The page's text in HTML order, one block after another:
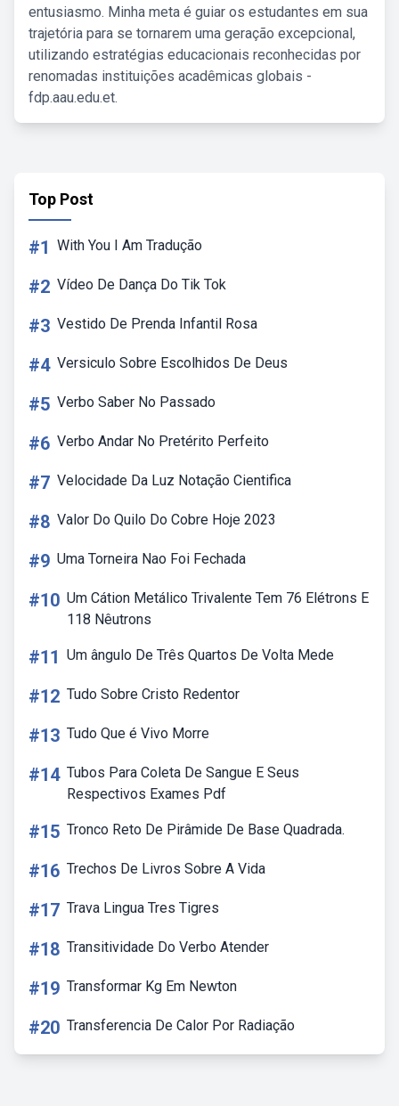
entusiasmo. Minha meta é guiar os estudantes em sua
trajetória para se tornarem uma geração excepcional,
utilizando estratégias educacionais reconhecidas por
renomadas instituições acadêmicas globais -
fdp.aau.edu.et.
Top Post
#1 With You I Am Tradução
#2 Vídeo De Dança Do Tik Tok
#3 Vestido De Prenda Infantil Rosa
#4 Versiculo Sobre Escolhidos De Deus
#5 Verbo Saber No Passado
#6 Verbo Andar No Pretérito Perfeito
#7 Velocidade Da Luz Notação Cientifica
#8 Valor Do Quilo Do Cobre Hoje 2023
#9 Uma Torneira Nao Foi Fechada
#10 Um Cátion Metálico Trivalente Tem 76 Elétrons E
118 Nêutrons
#11 Um ângulo De Três Quartos De Volta Mede
#12 Tudo Sobre Cristo Redentor
#13 Tudo Que é Vivo Morre
#14 Tubos Para Coleta De Sangue E Seus
Respectivos Exames Pdf
#15 Tronco Reto De Pirâmide De Base Quadrada.
#16 Trechos De Livros Sobre A Vida
#17 Trava Lingua Tres Tigres
#18 Transitividade Do Verbo Atender
#19 Transformar Kg Em Newton
#20 Transferencia De Calor Por Radiação